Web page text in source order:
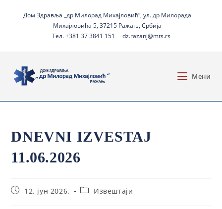
Дом Здравља „др Милорад Михајловић“, ул. др Милорада
Михајловића 5, 37215 Ражањ, Србија
Тел. +381 37 3841 151
dz.razanj@mts.rs
Мени
DNEVNI IZVESTAJ
11.06.2026
12. јун 2026. Извештаји